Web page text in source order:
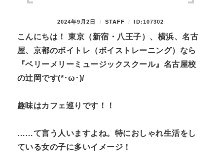
P
S
T
D
O
2024年9月2日
B
STAFF ID:107302
こんにちは！ 東京（新宿・八王子）、横浜、名古
屋、京都のボイトレ（ボイストレーニング）なら
『ベリーメリーミュージックスクール』名古屋校
の辻岡です(*･ω･)/
趣味はカフェ巡りです！！
……て言う人いますよね。特におしゃれ生活をし
ている女の子に多いイメージ！